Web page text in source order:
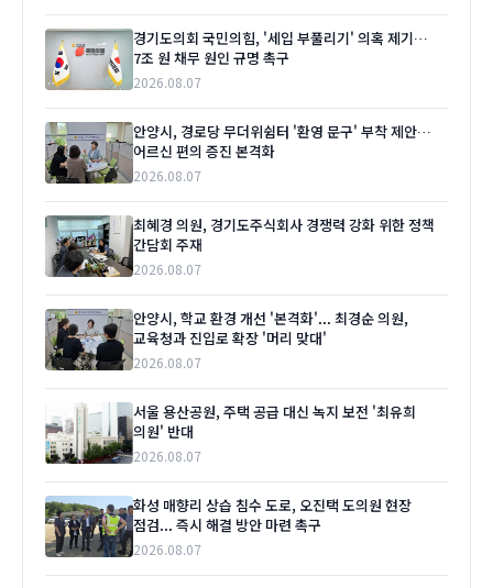
경기도의회 국민의힘, '세입 부풀리기' 의혹 제기…
7조 원 채무 원인 규명 촉구
2026.08.07
안양시, 경로당 무더위쉼터 '환영 문구' 부착 제안…
어르신 편의 증진 본격화
2026.08.07
최혜경 의원, 경기도주식회사 경쟁력 강화 위한 정책
간담회 주재
2026.08.07
안양시, 학교 환경 개선 '본격화'... 최경순 의원,
교육청과 진입로 확장 '머리 맞대'
2026.08.07
서울 용산공원, 주택 공급 대신 녹지 보전 '최유희
의원' 반대
2026.08.07
화성 매향리 상습 침수 도로, 오진택 도의원 현장
점검... 즉시 해결 방안 마련 촉구
2026.08.07